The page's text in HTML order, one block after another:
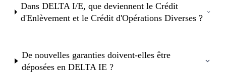
Dans DELTA I/E, que deviennent le Crédit
d'Enlèvement et le Crédit d'Opérations Diverses ?
De nouvelles garanties doivent-elles être
déposées en DELTA IE ?